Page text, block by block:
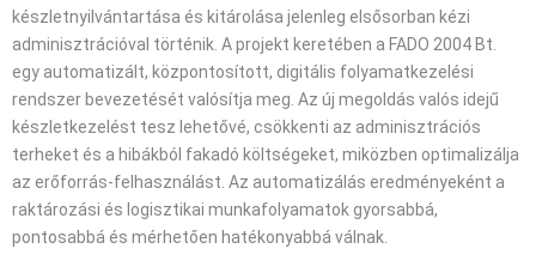
készletnyilvántartása és kitárolása jelenleg elsősorban kézi
adminisztrációval történik. A projekt keretében a FADO 2004 Bt.
egy automatizált, központosított, digitális folyamatkezelési
rendszer bevezetését valósítja meg. Az új megoldás valós idejű
készletkezelést tesz lehetővé, csökkenti az adminisztrációs
terheket és a hibákból fakadó költségeket, miközben optimalizálja
az erőforrás-felhasználást. Az automatizálás eredményeként a
raktározási és logisztikai munkafolyamatok gyorsabbá,
pontosabbá és mérhetően hatékonyabbá válnak.